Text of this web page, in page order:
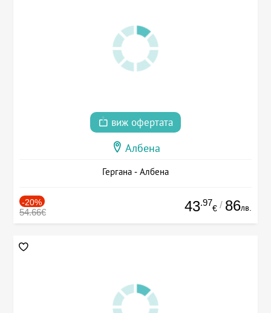
виж офертата
Албена
Гергана - Албена
-20%
54.66€ 43.97
€ / 86лв.